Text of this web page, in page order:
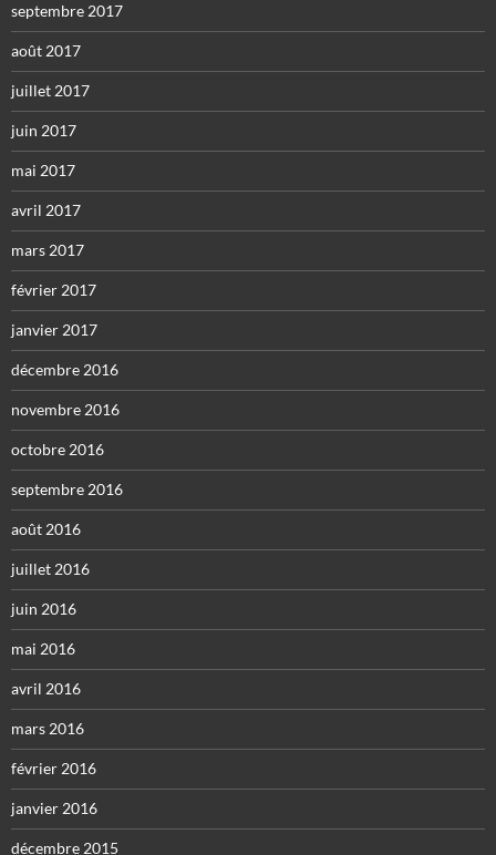
septembre 2017
août 2017
juillet 2017
juin 2017
mai 2017
avril 2017
mars 2017
février 2017
janvier 2017
décembre 2016
novembre 2016
octobre 2016
septembre 2016
août 2016
juillet 2016
juin 2016
mai 2016
avril 2016
mars 2016
février 2016
janvier 2016
décembre 2015